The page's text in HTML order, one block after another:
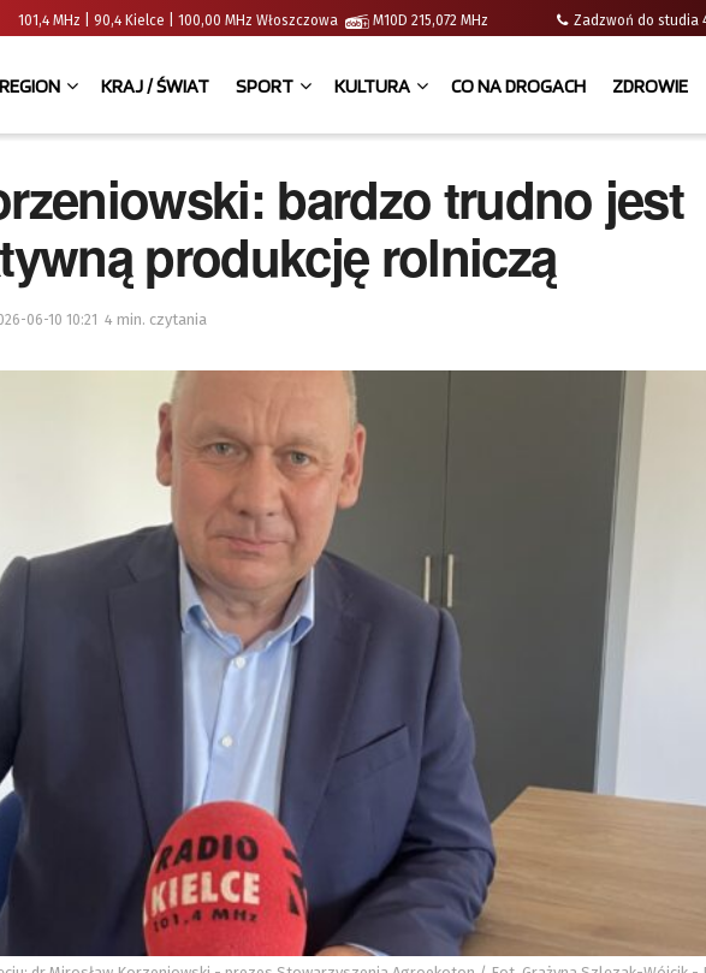
101,4 MHz | 90,4 Kielce | 100,00 MHz Włoszczowa M10D 215,072 MHz Zadzwoń do
REGION KRAJ / ŚWIAT SPORT KULTURA CO NA DROGACH ZDROWIE
bardzo trudno jest
produkcję rolniczą
06-10 10:21 4 min. czytania